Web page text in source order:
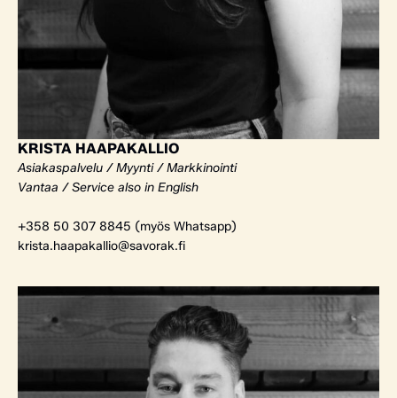
KRISTA HAAPAKALLIO
Asiakaspalvelu / Myynti / Markkinointi
Vantaa / Service also in English
+358 50 307 8845 (myös Whatsapp)
krista.haapakallio@savorak.fi